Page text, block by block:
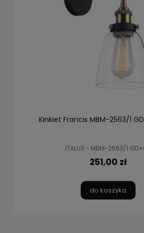
Kinkiet Francis MBM-2563/1
ITALUX - MBM-2563/1
251,00 zł
do koszyka